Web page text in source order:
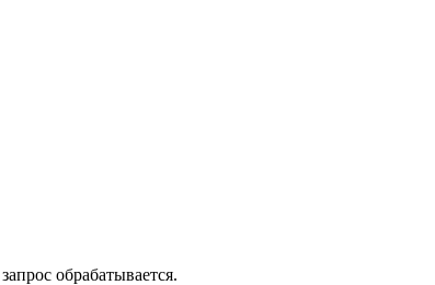
обрабатывается.